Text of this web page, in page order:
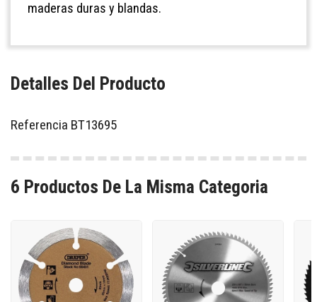
maderas duras y blandas.
Detalles Del Producto
Referencia BT13695
6 Productos De La Misma Categoria